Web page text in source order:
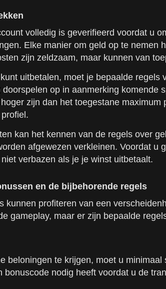
volledig is geverifieerd voordat u
Elke manier om geld op te
zijn zeldzaam, maar kunnen van
uitbetalen, moet je bepaalde
op in aanmerking komende
zijn dan het toegestane
kan het kennen van de regels over
afgewezen verkleinen. Voordat
verbazen als je je winst uitbetaalt.
en de bijbehorende regels
kunnen profiteren van een
gameplay, maar er zijn bepaalde
beloningen te krijgen, moet u
bonuscode nodig heeft voordat u de